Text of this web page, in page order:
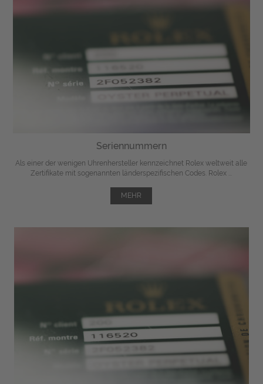
Seriennummern
Als einer der wenigen Uhrenhersteller kennzeichnet Rolex weltweit alle
Zertifikate mit sogenannten länderspezifischen Codes. Rolex ...
MEHR